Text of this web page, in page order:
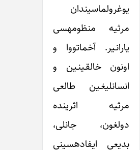
یوغرولماسیندان
مرثیه منظومه‎سی
یارانـیر. آخماتووا و
اونون خالقـی‎نـین و
انسانلیغـین طالعی
مرثیه اثرینده
دولغون، جانلی،
بدیعی ایفاده‎سینی